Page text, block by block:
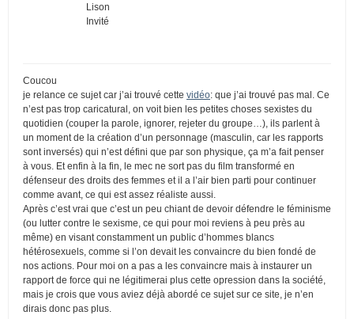
Lison
Invité
Coucou
je relance ce sujet car j’ai trouvé cette vidéo: que j’ai trouvé pas mal. Ce
n’est pas trop caricatural, on voit bien les petites choses sexistes du
quotidien (couper la parole, ignorer, rejeter du groupe…), ils parlent à
un moment de la création d’un personnage (masculin, car les rapports
sont inversés) qui n’est défini que par son physique, ça m’a fait penser
à vous. Et enfin à la fin, le mec ne sort pas du film transformé en
défenseur des droits des femmes et il a l’air bien parti pour continuer
comme avant, ce qui est assez réaliste aussi.
Après c’est vrai que c’est un peu chiant de devoir défendre le féminisme
(ou lutter contre le sexisme, ce qui pour moi reviens à peu près au
même) en visant constamment un public d’hommes blancs
hétérosexuels, comme si l’on devait les convaincre du bien fondé de
nos actions. Pour moi on a pas a les convaincre mais à instaurer un
rapport de force qui ne légitimerai plus cette opression dans la société,
mais je crois que vous aviez déjà abordé ce sujet sur ce site, je n’en
dirais donc pas plus.